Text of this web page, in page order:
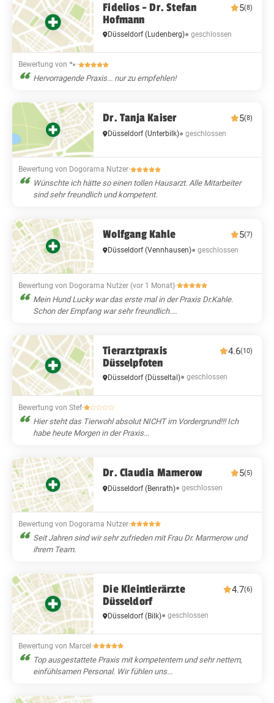
Fidelios - Dr. Stefan
Hofmann
5(8)
Düsseldorf(Ludenberg)● geschlossen
Bewertung von 🐾·
Hervorragende Praxis... nur zu empfehlen!
Dr. Tanja Kaiser 5(8)
Düsseldorf(Unterbilk)● geschlossen
Bewertung von Dogorama Nutzer·
Wünschte ich hätte so einen tollen Hausarzt. Alle Mitarbeiter
sind sehr freundlich und kompetent.
Wolfgang Kahle 5(7)
Düsseldorf(Vennhausen)● geschlossen
Bewertung von Dogorama Nutzer (vor 1 Monat)·
Mein Hund Lucky war das erste mal in der Praxis Dr.Kahle.
Schon der Empfang war sehr freundlich....
Tierarztpraxis
Düsselpfoten
4.6(10)
Düsseldorf(Düsseltal)● geschlossen
Bewertung von Stef·
Hier steht das Tierwohl absolut NICHT im Vordergrund!!! Ich
habe heute Morgen in der Praxis...
Dr. Claudia Mamerow 5(5)
Düsseldorf(Benrath)● geschlossen
Bewertung von Dogorama Nutzer·
Seit Jahren sind wir sehr zufrieden mit Frau Dr. Marmerow und
ihrem Team.
Die Kleintierärzte
Düsseldorf
4.7(6)
Düsseldorf(Bilk)● geschlossen
Bewertung von Marcel·
Top ausgestattete Praxis mit kompetentem und sehr nettem,
einfühlsamen Personal. Wir fühlen uns...